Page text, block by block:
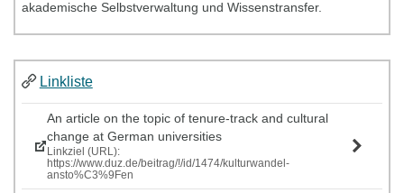
akademische Selbstverwaltung und Wissenstransfer.
Linkliste
An article on the topic of tenure-track and cultural
change at German universities
Linkziel (URL):
https://www.duz.de/beitrag/!/id/1474/kulturwandel-
ansto%C3%9Fen